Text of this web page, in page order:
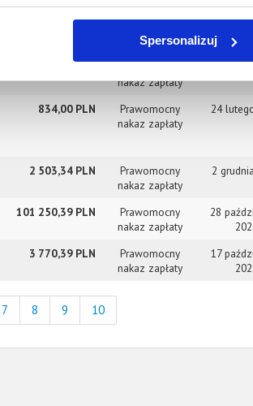
Spersonalizuj
nakaz zapłaty
834,00 PLN
Prawomocny
nakaz zapłaty
24
2 503,34 PLN
Prawomocny
nakaz zapłaty
2
101 250,39 PLN
Prawomocny
nakaz zapłaty
28
3 770,39 PLN
Prawomocny
nakaz zapłaty
17
7 8 9 10